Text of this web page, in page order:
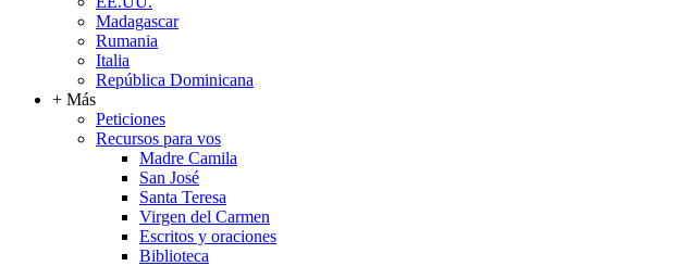
Madagascar
Rumania
Italia
República Dominicana
+ Más
Peticiones
Recursos para vos
Madre Camila
San José
Santa Teresa
Virgen del Carmen
Escritos y oraciones
Biblioteca